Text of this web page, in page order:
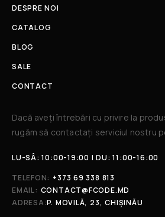
DESPRE NOI
CATALOG
BLOG
SALE
CONTACT
Dacă aveți întrebări cu privire la
rugăm să contactați serviciul nostru
LU-SÂ: 10:00-19:00 | DU: 11:00-16:00
TELEFON: +373 69 338 813
EMAIL: CONTACT@FCODE.MD
ADRESA:P. MOVILĂ, 23, CHIȘINĂU